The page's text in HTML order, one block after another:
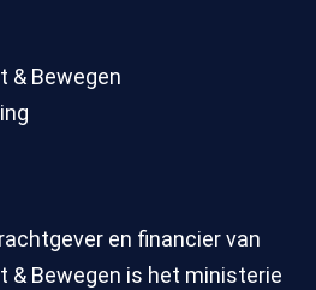
& Bewegen
en financier van
& Bewegen is het ministerie